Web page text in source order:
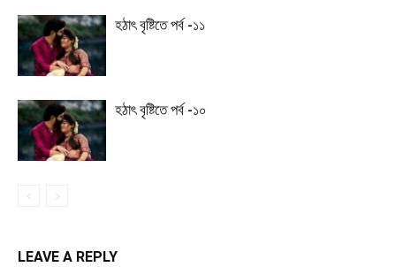
হঠাৎ বৃষ্টিতে পর্ব -১১
হঠাৎ বৃষ্টিতে পর্ব -১০
LEAVE A REPLY